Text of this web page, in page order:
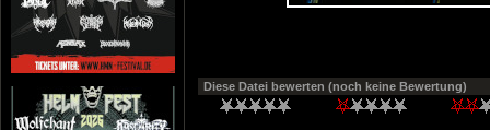
Diese Datei bewerten (noch keine Bewertung)